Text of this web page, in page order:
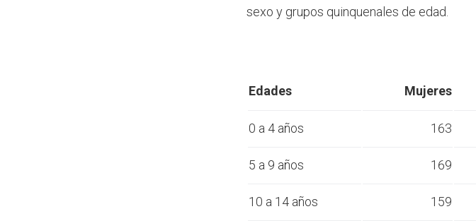
sexo y grupos quinquenales de edad.
Edades Mujeres
0 a 4 años 163
5 a 9 años 169
10 a 14 años 159